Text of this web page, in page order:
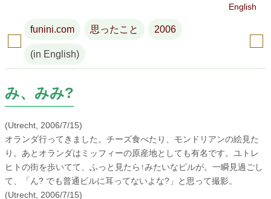
English
funini.com 思ったこと 2006
(in English)
み、みみ?
(Utrecht, 2006/7/15)
オランダ行ってきました。チーズ食べたり、モンドリアンの絵見た
り。あとオランダはミッフィーの原産地としても有名です。ユトレ
ヒトの街を歩いてて、ふっと見たら↑みたいなビルが。一瞬見過ごし
て、「ん? でも普通ビルに耳ってないよな?」と思って撮影。
(Utrecht, 2006/7/15)